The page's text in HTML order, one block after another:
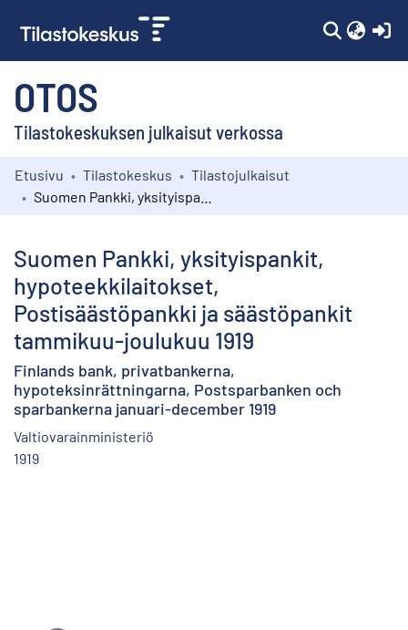
OTOS
Tilastokeskuksen julkaisut verkossa
Kokoelmat
Etusivu Tilastokeskus
Tilastojulkaisut
Suomen Pankki, yksityispankit,
hypoteekkilaitokset,
Postisäästöpankki ja säästöpankit
tammikuu-joulukuu 1919
Finlands bank, privatbankerna,
hypoteksinrättningarna, Postsparbanken och
sparbankerna januari-december 1919
Valtiovarainministeriö
1919